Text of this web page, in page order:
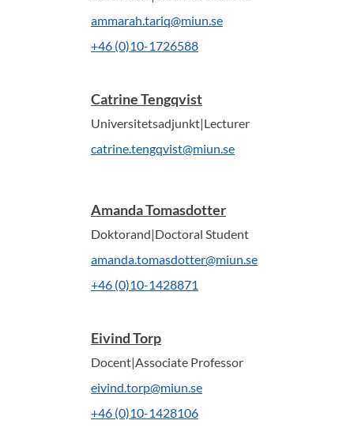
ammarah.tariq@miun.se
+46 (0)10-1726588
Catrine Tengqvist
Universitetsadjunkt|Lecturer
catrine.tengqvist@miun.se
Amanda Tomasdotter
Doktorand|Doctoral Student
amanda.tomasdotter@miun.se
+46 (0)10-1428871
Eivind Torp
Docent|Associate Professor
eivind.torp@miun.se
+46 (0)10-1428106